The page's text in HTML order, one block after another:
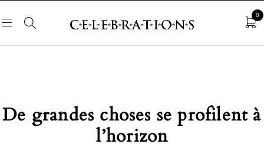
0
De grandes choses se profilent à
l’horizon